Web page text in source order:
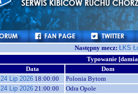
Następny mecz: ŁKS
Typowanie
Data
Dom
24 Lip 2026 18:00:00
Polonia Bytom
24 Lip 2026 21:00:00
Odra Opole